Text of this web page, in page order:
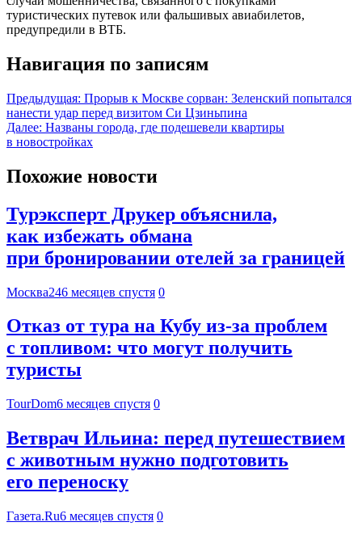
туристических путевок или фальшивых авиабилетов,
предупредили в ВТБ.
Навигация по записям
Предыдущая: Прорыв к Москве сорван: Зеленский попытался
нанести удар перед визитом Си Цзиньпина
Далее: Названы города, где подешевели квартиры
в новостройках
Похожие новости
Турэксперт Друкер объяснила,
как избежать обмана
при бронировании отелей за границей
Москва246 месяцев спустя 0
Отказ от тура на Кубу из-за проблем
с топливом: что могут получить
туристы
TourDom6 месяцев спустя 0
Ветврач Ильина: перед путешествием
с животным нужно подготовить
его переноску
Газета.Ru6 месяцев спустя 0